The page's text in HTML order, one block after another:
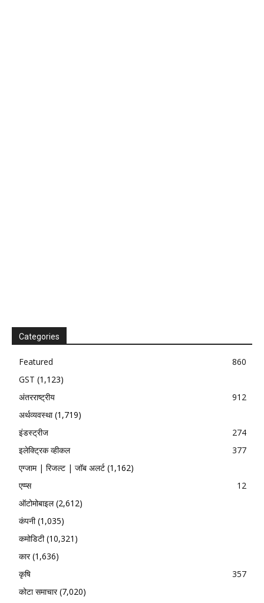
Categories
Featured
860
GST (1,123)
अंतरराष्ट्रीय
912
अर्थव्यवस्था(1,719)
इंडस्ट्रीज
274
इलेक्ट्रिक व्हीकल
377
एग्जाम | रिजल्ट | जॉब अलर्ट (1,162)
एप्प्स
12
ऑटोमोबाइल(2,612)
कंपनी(1,035)
कमोडिटी(10,321)
कार(1,636)
कृषि
357
कोटा समाचार(7,020)